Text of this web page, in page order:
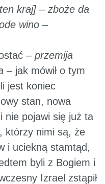
kraj] – zboże da
wino –
– przemija
– jak mówił o tym
jest koniec
stan, nowa
nie pojawi się już ta
którzy nimi są, że
i uciekną stamtąd,
byli z Bogiem i
Izrael zstąpił